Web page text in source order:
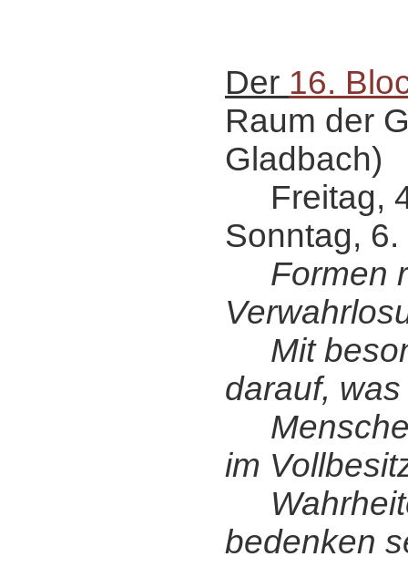
Der 16.
Raum der
Gladbach)
Freitag,
Sonntag,
Formen
Mit
darauf,
im
bedenken